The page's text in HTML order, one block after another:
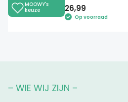
MOOWY's
keuze
26,99
Op voorraad
– WIE WIJ ZIJN –